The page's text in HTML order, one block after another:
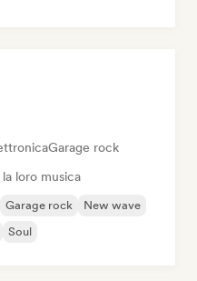
Garage rock
loro musica
Garage rock
New wave
Soul